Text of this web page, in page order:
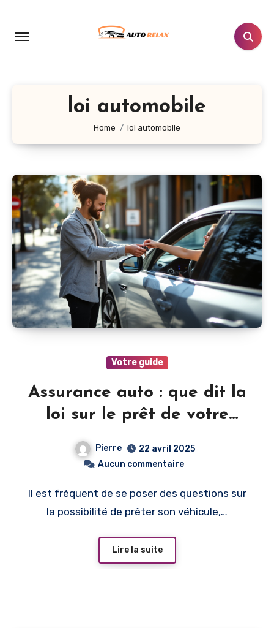
contenu
loi automobile
Home loi automobile
Votre guide
Assurance auto : que dit la
loi sur le prêt de votre
Pierre
22 avril 2025
Aucun commentaire
Il est fréquent de se poser des questions sur
la possibilité de prêter son véhicule,…
Lire la suite